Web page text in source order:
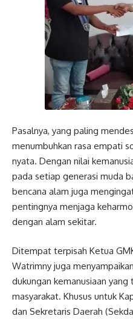
Pasalnya, yang paling
menumbuhkan rasa empati
nyata. Dengan nilai
pada setiap generasi muda
bencana alam juga
pentingnya menjaga
dengan alam sekitar.
Ditempat terpisah Ketua
Watrimny juga
dukungan kemanusiaan
masyarakat. Khusus untuk
dan Sekretaris Daerah